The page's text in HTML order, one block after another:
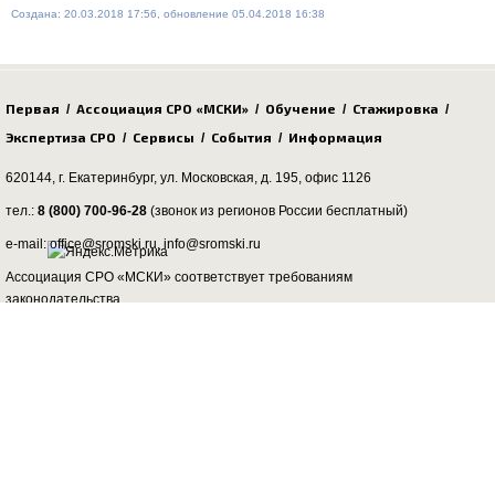
Создана: 20.03.2018 17:56, обновление 05.04.2018 16:38
Первая / Ассоциация СРО «МСКИ» / Обучение / Стажировка /
Экспертиза СРО / Сервисы / События / Информация
620144, г. Екатеринбург, ул. Московская, д. 195, офис 1126
тел.: 8 (800) 700-96-28 (звонок из регионов России бесплатный)
e-mail: office@sromski.ru, info@sromski.ru
Ассоциация СРО «МСКИ» соответствует требованиям
законодательства